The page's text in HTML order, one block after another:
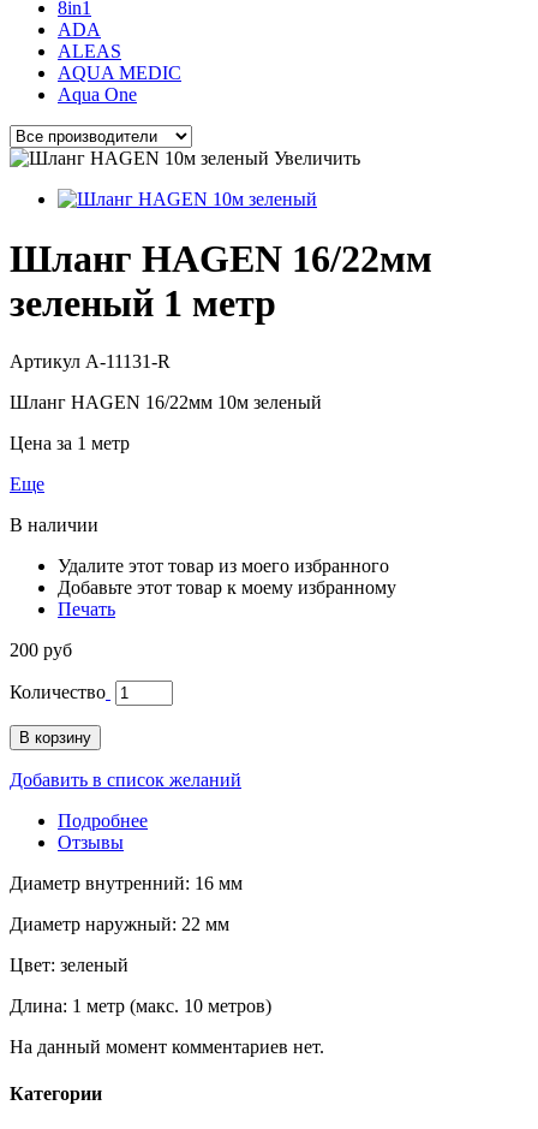
8in1
ADA
ALEAS
AQUA MEDIC
Aqua One
Увеличить
Шланг HAGEN 16/22мм
зеленый 1 метр
Артикул A-11131-R
Шланг HAGEN 16/22мм 10м зеленый
Цена за 1 метр
Еще
В наличии
Удалите этот товар из моего избранного
Добавьте этот товар к моему избранному
Печать
200 руб
Количество
В корзину
Добавить в список желаний
Подробнее
Отзывы
Диаметр внутренний: 16 мм
Диаметр наружный: 22 мм
Цвет: зеленый
Длина: 1 метр (макс. 10 метров)
На данный момент комментариев нет.
Категории